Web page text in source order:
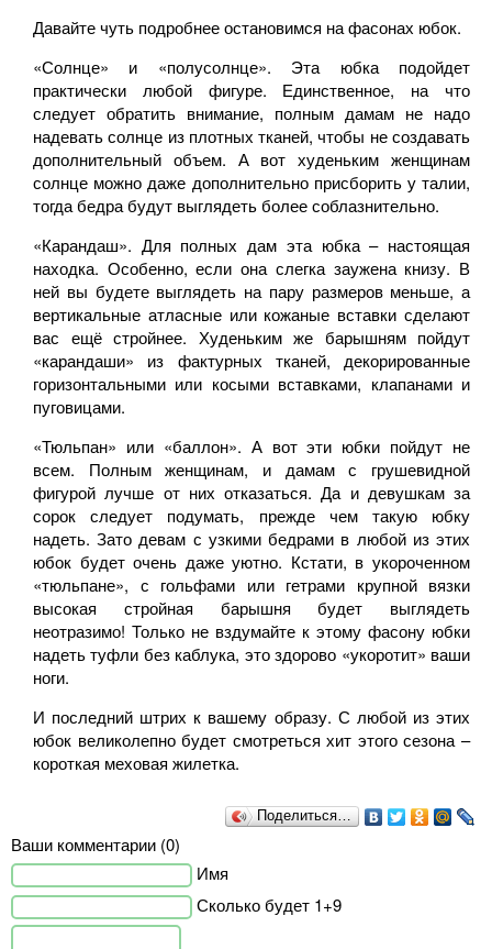
Давайте чуть подробнее остановимся на фасонах юбок.
«Солнце» и «полусолнце». Эта юбка подойдет
практически любой фигуре. Единственное, на что
следует обратить внимание, полным дамам не надо
надевать солнце из плотных тканей, чтобы не создавать
дополнительный объем. А вот худеньким женщинам
солнце можно даже дополнительно присборить у талии,
тогда бедра будут выглядеть более соблазнительно.
«Карандаш». Для полных дам эта юбка – настоящая
находка. Особенно, если она слегка заужена книзу. В
ней вы будете выглядеть на пару размеров меньше, а
вертикальные атласные или кожаные вставки сделают
вас ещё стройнее. Худеньким же барышням пойдут
«карандаши» из фактурных тканей, декорированные
горизонтальными или косыми вставками, клапанами и
пуговицами.
«Тюльпан» или «баллон». А вот эти юбки пойдут не
всем. Полным женщинам, и дамам с грушевидной
фигурой лучше от них отказаться. Да и девушкам за
сорок следует подумать, прежде чем такую юбку
надеть. Зато девам с узкими бедрами в любой из этих
юбок будет очень даже уютно. Кстати, в укороченном
«тюльпане», с гольфами или гетрами крупной вязки
высокая стройная барышня будет выглядеть
неотразимо! Только не вздумайте к этому фасону юбки
надеть туфли без каблука, это здорово «укоротит» ваши
ноги.
И последний штрих к вашему образу. С любой из этих
юбок великолепно будет смотреться хит этого сезона –
короткая меховая жилетка.
Поделиться…
Ваши комментарии (0)
Имя
Сколько будет 1+9